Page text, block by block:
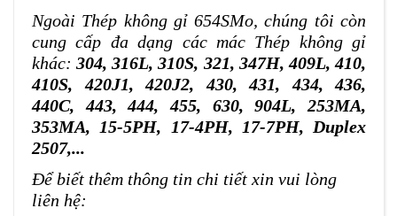
Ngoài Thép không gỉ 654SMo, chúng tôi còn
cung cấp đa dạng các mác Thép không gỉ
khác:304, 316L, 310S, 321, 347H, 409L, 410,
410S, 420J1, 420J2, 430, 431, 434, 436,
440C, 443, 444, 455, 630, 904L, 253MA,
353MA, 15-5PH, 17-4PH, 17-7PH, Duplex
2507,...
Để biết thêm thông tin chi tiết xin vui lòng
liên hệ: